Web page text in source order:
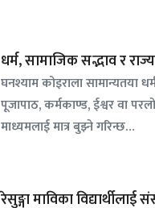
धर्म, सामाजिक सद्भाव र
घनश्याम कोइराला सामान्यतया
पूजापाठ, कर्मकाण्ड, ईश्वर वा
माध्यमलाई मात्र बुझ्ने गरिन्छ…
रेसुङ्गा माविका विद्यार्थीलाई